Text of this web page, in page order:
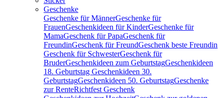
Geschenke
Geschenke für MännerGeschenke für
FrauenGeschenkideen für KinderGeschenke für
MamaGeschenk für PapaGeschenk für
FreundinGeschenk für FreundGeschenk beste Freundin
Geschenk für SchwesterGeschenk für
BruderGeschenkideen zum GeburtstagGeschenkideen
18. Geburtstag Geschenkideen 30.
GeburtstagGeschenkideen 50. GeburtstagGeschenke
zur RenteRichtfest Geschenk